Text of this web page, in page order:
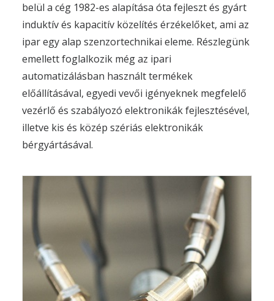
belül a cég 1982-es alapítása óta fejleszt és gyárt
induktív és kapacitív közelítés érzékelőket, ami az
ipar egy alap szenzortechnikai eleme. Részlegünk
emellett foglalkozik még az ipari
automatizálásban használt termékek
előállításával, egyedi vevői igényeknek megfelelő
vezérlő és szabályozó elektronikák fejlesztésével,
illetve kis és közép szériás elektronikák
bérgyártásával.